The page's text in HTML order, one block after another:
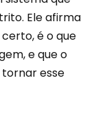
Ele afirma
é o que
e que o
esse